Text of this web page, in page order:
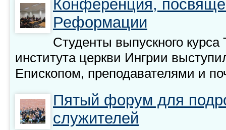
Конференция,
Реформации
Студенты выпускного курса
института церкви Ингрии
Епископом, преподавателями и
Пятый форум для
служителей